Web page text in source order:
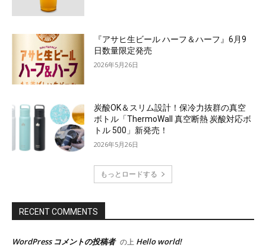
『アサヒ生ビール ハーフ＆ハーフ』6月9
日数量限定発売
2026年5月26日
炭酸OK＆スリム設計！保冷力抜群の真空
ボトル「ThermoWall 真空断熱 炭酸対応ボ
トル 500」新発売！
2026年5月26日
もっとロードする
RECENT COMMENTS
WordPress コメントの投稿者 の上 Hello world!